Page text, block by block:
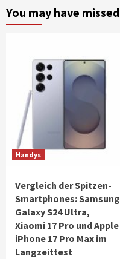
You may have missed
Handys
Vergleich der Spitzen-
Smartphones: Samsung
Galaxy S24 Ultra,
Xiaomi 17 Pro und Apple
iPhone 17 Pro Max im
Langzeittest